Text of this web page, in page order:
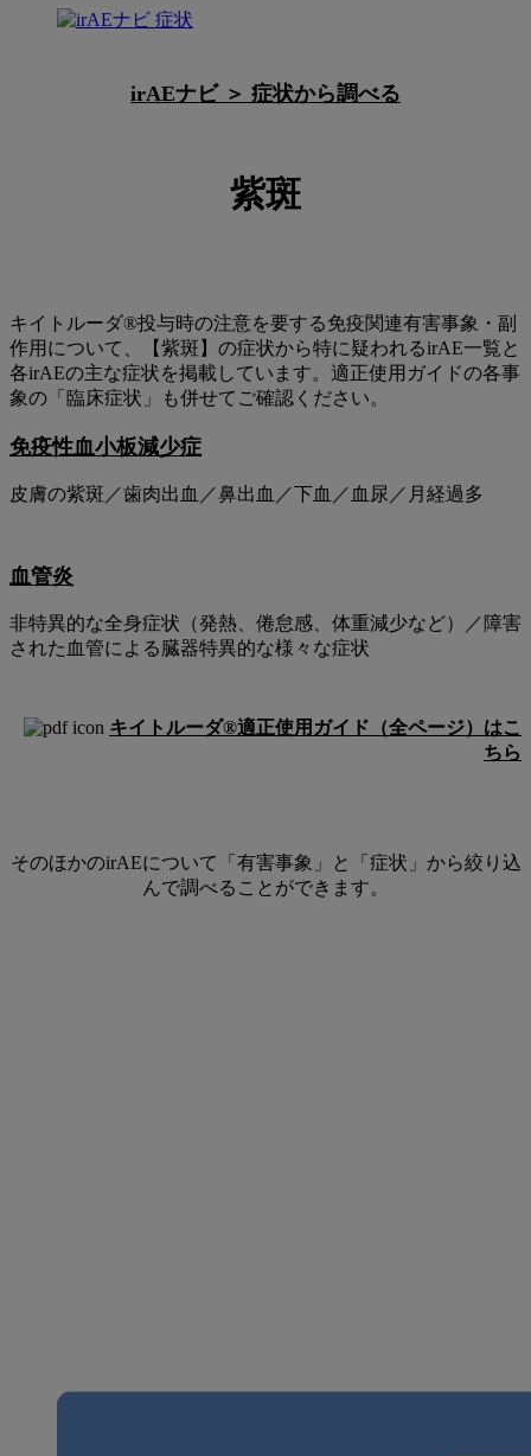
irAEナビ ＞︎ 症状から調べる
紫斑
キイトルーダ®投与時の注意を要する免疫関連有害事象・副
作用について、【紫斑】の症状から特に疑われるirAE一覧と
各irAEの主な症状を掲載しています。適正使用ガイドの各事
象の「臨床症状」も併せてご確認ください。
免疫性血小板減少症
皮膚の紫斑／歯肉出血／鼻出血／下血／血尿／月経過多
血管炎
非特異的な全身症状（発熱、倦怠感、体重減少など）／障害
された血管による臓器特異的な様々な症状
キイトルーダ®適正使用ガイド（全ページ）はこ
ちら
そのほかのirAEについて「有害事象」と「症状」から絞り込
んで調べることができます。